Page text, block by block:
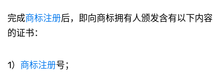
完成商标注册后，即向商标拥有人颁发含有以下内容
的证书：
1） 商标注册号；